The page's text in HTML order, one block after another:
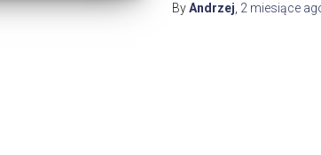
ByAndrzej 2 miesiące